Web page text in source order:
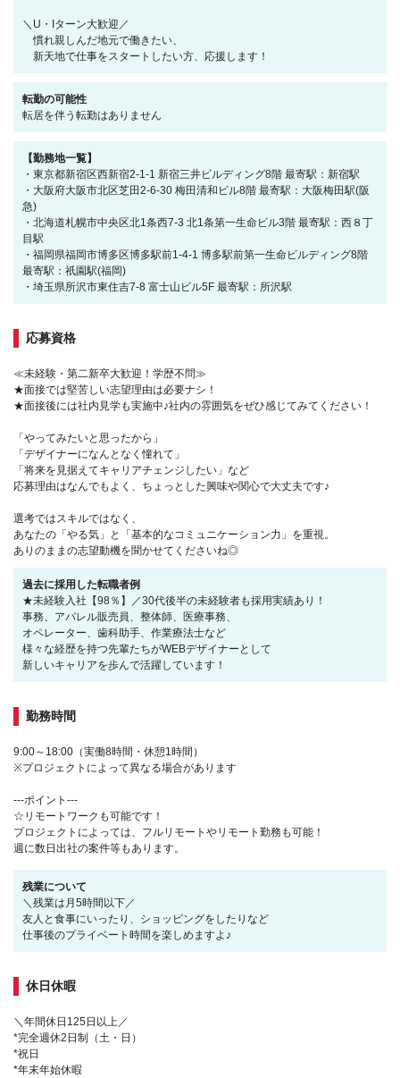
＼U・Iターン大歓迎／
慣れ親しんだ地元で働きたい、
新天地で仕事をスタートしたい方、応援します！
転勤の可能性
転居を伴う転勤はありません
【勤務地一覧】
・東京都新宿区西新宿2-1-1 新宿三井ビルディング8階 最寄駅：新宿駅
・大阪府大阪市北区芝田2-6-30 梅田清和ビル8階 最寄駅：大阪梅田駅(阪
急)
・北海道札幌市中央区北1条西7-3 北1条第一生命ビル3階 最寄駅：西８丁
目駅
・福岡県福岡市博多区博多駅前1-4-1 博多駅前第一生命ビルディング8階
最寄駅：祇園駅(福岡)
・埼玉県所沢市東住吉7-8 富士山ビル5F 最寄駅：所沢駅
応募資格
≪未経験・第二新卒大歓迎！学歴不問≫
★面接では堅苦しい志望理由は必要ナシ！
★面接後には社内見学も実施中♪社内の雰囲気をぜひ感じてみてください！
「やってみたいと思ったから」
「デザイナーになんとなく憧れて」
「将来を見据えてキャリアチェンジしたい」など
応募理由はなんでもよく、ちょっとした興味や関心で大丈夫です♪
選考ではスキルではなく、
あなたの「やる気」と「基本的なコミュニケーション力」を重視。
ありのままの志望動機を聞かせてくださいね◎
過去に採用した転職者例
★未経験入社【98％】／30代後半の未経験者も採用実績あり！
事務、アパレル販売員、整体師、医療事務、
オペレーター、歯科助手、作業療法士など
様々な経歴を持つ先輩たちがWEBデザイナーとして
新しいキャリアを歩んで活躍しています！
勤務時間
9:00～18:00（実働8時間・休憩1時間）
※プロジェクトによって異なる場合があります
---ポイント---
☆リモートワークも可能です！
プロジェクトによっては、フルリモートやリモート勤務も可能！
週に数日出社の案件等もあります。
残業について
＼残業は月5時間以下／
友人と食事にいったり、ショッピングをしたりなど
仕事後のプライベート時間を楽しめますよ♪
休日休暇
＼年間休日125日以上／
*完全週休2日制（土・日）
*祝日
*年末年始休暇